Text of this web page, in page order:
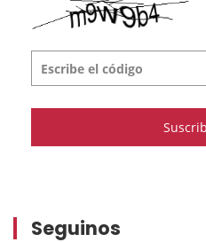
Escribe el código
Seguinos